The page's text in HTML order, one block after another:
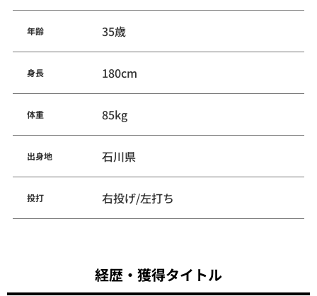
年齢 35歳
身長 180cm
体重 85kg
出身地 石川県
投打 右投げ/左打ち
経歴・獲得タイトル